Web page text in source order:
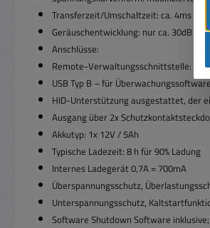
Transferzeit/Umschaltzeit: ca. 4ms
Geräuschentwicklung: nur ca. 30dB (
Anschlüsse:
Remote-Verwaltungsschnittstelle: USB
USB Typ B – für
HID-Unterstützung ausgestattet, der
Ausgang über 2x
Akkutyp: 1x 12V / 5Ah
Typische Ladezeit: 8 h für 90% Ladung
Internes Ladegerät 0,7A = 700mA
Überspannungsschutz,
Unterspannungsschutz,
Software Shutdown Software